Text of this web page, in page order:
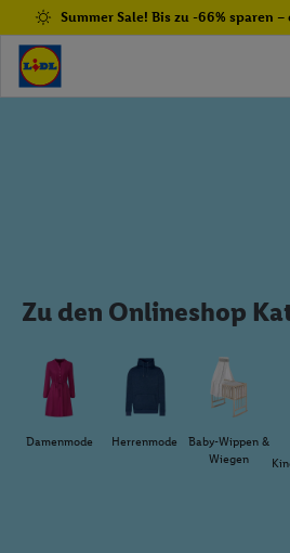
Summer Sale! Bis zu -66% sparen
Zu den Onlineshop
Damenmode Herrenmode
Baby-Wippen &
Wiegen